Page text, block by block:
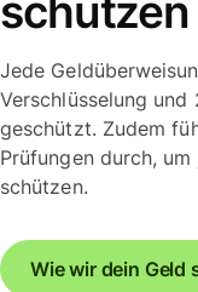
schützen
Jede
Verschlüsselung
geschützt. Zudem
Prüfungen durch,
schützen.
Wie wir dein Geld